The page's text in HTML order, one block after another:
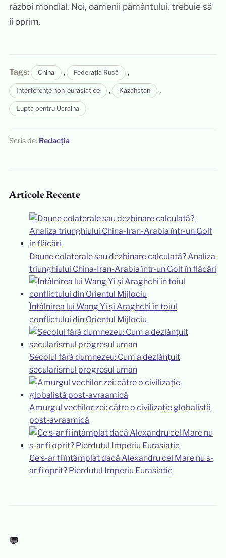
război mondial. Noi, oamenii pământului, trebuie să
îi oprim.
Tags: China , Federația Rusă ,
Interferențe non-eurasiatice , Kazahstan ,
Lupta pentru Ucraina
Scris de: Redacția
Articole Recente
Daune colaterale sau dezbinare calculată? Analiza
triunghiului China-Iran-Arabia într-un Golf în flăcări
Întâlnirea lui Wang Yi și Araghchi în toiul
conflictului din Orientul Mijlociu
Secolul fără dumnezeu: Cum a dezlănțuit
secularismul progresul uman
Amurgul vechilor zei: către o civilizație globalistă
post-avraamică
Ce s-ar fi întâmplat dacă Alexandru cel Mare nu s-
ar fi oprit? Pierdutul Imperiu Eurasiatic
💬